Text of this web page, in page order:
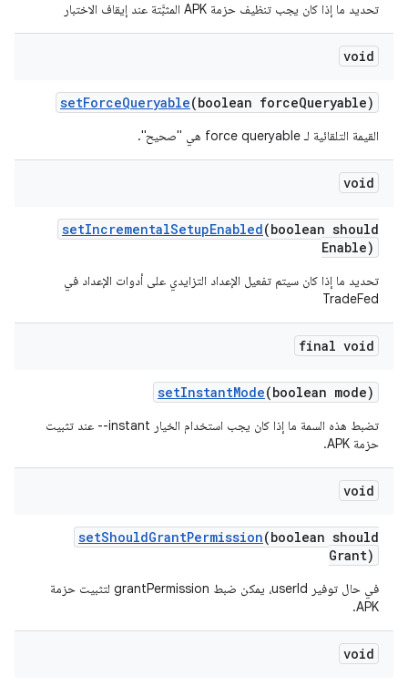
تحديد ما إذا كان يجب تنظيف حزمة APK المثبَّتة عند إيقاف الاختبار
void
setForceQueryable(boolean forceQueryable)
القيمة التلقائية لـ force queryable هي "صحيح".
void
setIncrementalSetupEnabled(boolean should
Enable)
تحديد ما إذا كان سيتم تفعيل الإعداد التزايدي على أدوات الإعداد في
TradeFed
final void
setInstantMode(boolean mode)
تضبط هذه السمة ما إذا كان يجب استخدام الخيار ‎--instant عند تثبيت
حزمة APK.
void
setShouldGrantPermission(boolean should
Grant)
في حال توفير userId، يمكن ضبط grantPermission لتثبيت حزمة
APK.
void